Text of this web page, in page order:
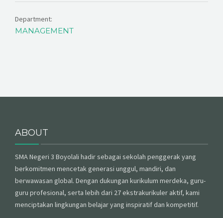
Department:
MANAGEMENT
ABOUT
SMA Negeri 3 Boyolali hadir sebagai sekolah penggerak yang
berkomitmen mencetak generasi unggul, mandiri, dan
berwawasan global. Dengan dukungan kurikulum merdeka, guru-
guru profesional, serta lebih dari 27 ekstrakurikuler aktif, kami
menciptakan lingkungan belajar yang inspiratif dan kompetitif.